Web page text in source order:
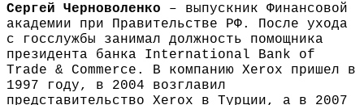
Сергей Черноволенко – выпускник Финансовой
академии при Правительстве РФ. После ухода
с госслужбы занимал должность помощника
президента банка International Bank of
Trade & Commerce. В компанию Xerox пришел в
1997 году, в 2004 возглавил
представительство Xerox в Турции, а в 2007